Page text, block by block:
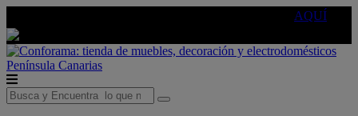
AQUÍ
Península Canarias